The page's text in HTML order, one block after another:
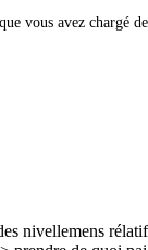
vous avez chargé
nivellemens